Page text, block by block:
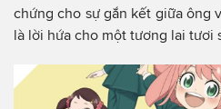
chứng cho sự gắn kết giữa ông
là lời hứa cho một tương lai tươi